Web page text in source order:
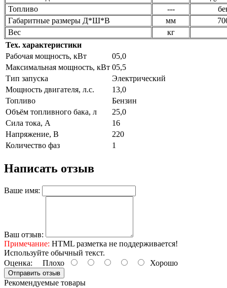
Топливо
---
Габаритные размеры Д*Ш*В
мм
Вес
кг
Тех. характеристики
Рабочая мощность, кВт
05,0
Максимальная мощность, кВт 05,5
Тип запуска
Электрический
Мощность двигателя, л.с.
13,0
Топливо
Бензин
Объём топливного бака, л
25,0
Сила тока, А
16
Напряжение, В
220
Количество фаз
1
Написать отзыв
Ваше имя:
Ваш отзыв:
Примечание: HTML разметка не поддерживается!
Используйте обычный текст.
Оценка: Плохо Хорошо
Отправить отзыв
Рекомендуемые товары